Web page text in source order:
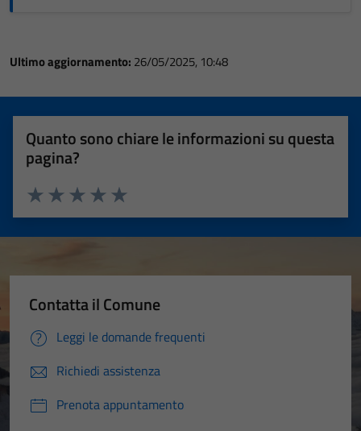
Ultimo aggiornamento: 26/05/2025, 10:48
Quanto sono chiare le informazioni su questa
pagina?
Valuta 5 stelle su 5
Valuta 4 stelle su 5
Valuta 3 stelle su 5
Valuta 2 stelle su 5
Valuta 1 stelle su 5
Contatta il Comune
Leggi le domande frequenti
Richiedi assistenza
Prenota appuntamento